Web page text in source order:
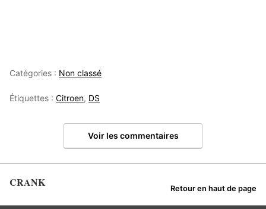
Catégories : Non classé
Étiquettes : Citroen, DS
Voir les commentaires
CRANK Retour en haut de page